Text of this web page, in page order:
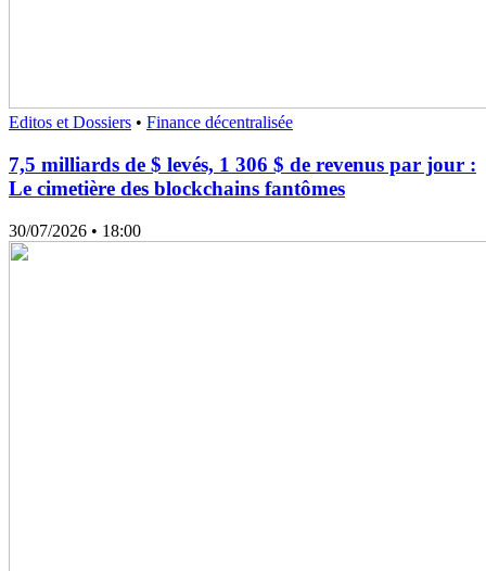
Editos et Dossiers • Finance décentralisée
7,5 milliards de $ levés, 1 306 $ de revenus par jour :
Le cimetière des blockchains fantômes
30/07/2026 • 18:00